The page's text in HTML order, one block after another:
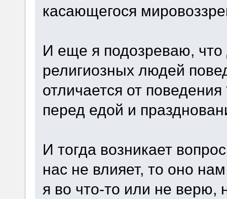
касающегося
И еще я подозреваю,
религиозных людей
отличается от
перед едой и
И тогда возникает
нас не влияет, то оно
я во что-то или не верю,